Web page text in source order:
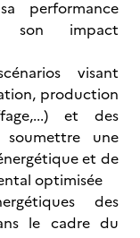
performance
son impact
visant
production
et des
une
et de
optimisée
des
le cadre du